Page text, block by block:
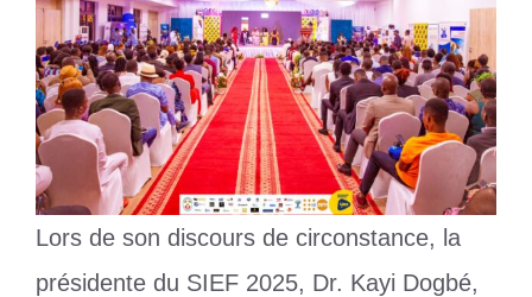
Lors de son discours de circonstance, la
présidente du SIEF 2025, Dr. Kayi Dogbé,